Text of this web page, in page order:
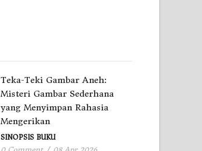
Teka-Teki Gambar Aneh:
Misteri Gambar Sederhana
yang Menyimpan Rahasia
Mengerikan
SINOPSIS BUKU